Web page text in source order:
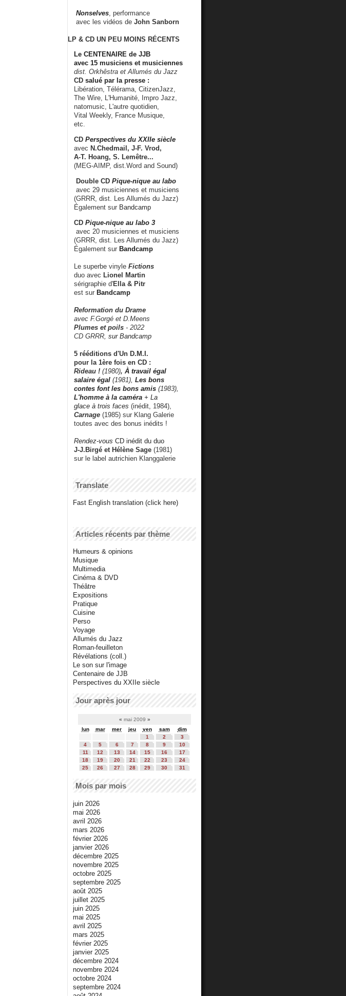
Nonselves , performance
avec les vidéos de John Sanborn
LP & CD UN PEU MOINS RÉCENTS
Le CENTENAIRE de JJB
avec 15 musiciens et musiciennes
dist. Orkhêstra et Allumés du Jazz
CD salué par la presse :
Libération, Télérama, CitizenJazz,
The Wire, L'Humanité, Impro Jazz,
natomusic, L'autre quotidien,
Vital Weekly, France Musique,
etc.
CD Perspectives du XXIIe siècle
avec N.Chedmail, J-F. Vrod,
A-T. Hoang, S. Lemêtre...
(MEG-AIMP, dist.Word and Sound)
Double CD Pique-nique au labo
avec 29 musiciennes et musiciens
(GRRR, dist. Les Allumés du Jazz)
Également sur Bandcamp
CD Pique-nique au labo 3
avec 20 musiciennes et musiciens
(GRRR, dist. Les Allumés du Jazz)
Également sur Bandcamp
Le superbe vinyle Fictions
duo avec Lionel Martin
sérigraphie d'Ella & Pitr
est sur Bandcamp
Reformation du Drame
avec F.Gorgé et D.Meens
Plumes et poils - 2022
CD GRRR, sur Bandcamp
5 rééditions d'Un D.M.I.
pour la 1ère fois en CD :
Rideau ! (1980), À travail égal
salaire égal (1981), Les bons
contes font les bons amis (1983),
L'homme à la caméra + La
glace à trois faces (inédit, 1984),
Carnage (1985) sur Klang Galerie
toutes avec des bonus inédits !
Rendez-vous CD inédit du duo
J-J.Birgé et Hélène Sage (1981)
sur le label autrichien Klanggalerie
Translate
Fast English translation (click here)
Articles récents par thème
Humeurs & opinions
Musique
Multimedia
Cinéma & DVD
Théâtre
Expositions
Pratique
Cuisine
Perso
Voyage
Allumés du Jazz
Roman-feuilleton
Révélations (coll.)
Le son sur l'image
Centenaire de JJB
Perspectives du XXIIe siècle
Jour après jour
« mai 2009 »
lun
mar mer jeu ven sam
dim
1
2
3
4
5 6 7 8 9
10
11
12 13 14 15 16
17
18
19 20 21 22 23
24
25
26 27 28 29 30 31
Mois par mois
juin 2026
mai 2026
avril 2026
mars 2026
février 2026
janvier 2026
décembre 2025
novembre 2025
octobre 2025
septembre 2025
août 2025
juillet 2025
juin 2025
mai 2025
avril 2025
mars 2025
février 2025
janvier 2025
décembre 2024
novembre 2024
octobre 2024
septembre 2024